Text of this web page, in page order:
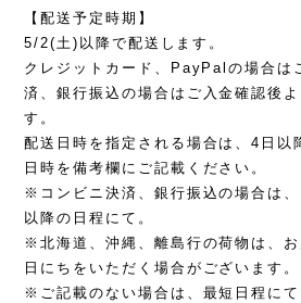
【配送予定時期】
5/2(土)以降で配送します。
クレジットカード、PayPalの場合は
済、銀行振込の場合はご入金確認後
す。
配送日時を指定される場合は、4日
日時を備考欄にご記載ください。
※コンビニ決済、銀行振込の場合は、
以降の日程にて。
※北海道、沖縄、離島行の荷物は、
日にちをいただく場合がございます。
※ご記載のない場合は、最短日程にて